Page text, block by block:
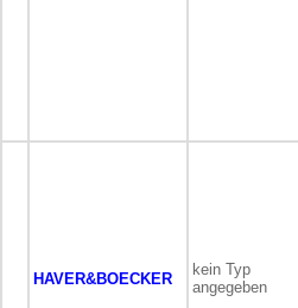
HAVER&BOECKER
kein Typ
angegeben